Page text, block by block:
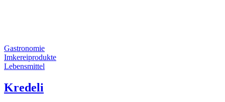
Gastronomie
Imkereiprodukte
Lebensmittel
Kredeli